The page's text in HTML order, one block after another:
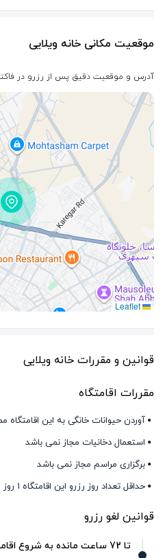
موقعیت مکانی خانه ویلایی
آدرس و موقعیت دقیق پس از رزرو در
قوانین و مقررات خانه ویلایی
مقررات اقامتگاه
آوردن حیوانات خانگی به این
استعمال دخانیات مجاز نمی باشد
برگزاری مراسم مجاز نمی باشد
حداقل تعداد روز رزرو این اقامتگاه 1 روز است
قوانین لغو رزرو
تا 72 ساعت مانده به شروع اقامت